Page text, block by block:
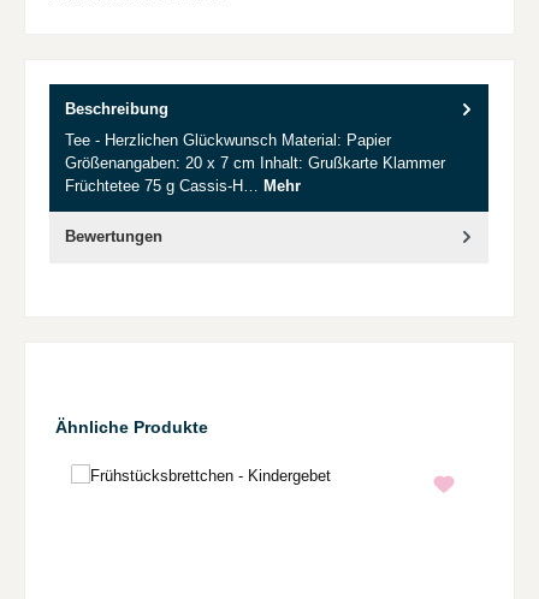
Beschreibung
Tee - Herzlichen Glückwunsch Material: Papier
Größenangaben: 20 x 7 cm Inhalt: Grußkarte Klammer
Früchtetee 75 g Cassis-H… Mehr
Bewertungen
Produktgalerie überspringen
Ähnliche Produkte